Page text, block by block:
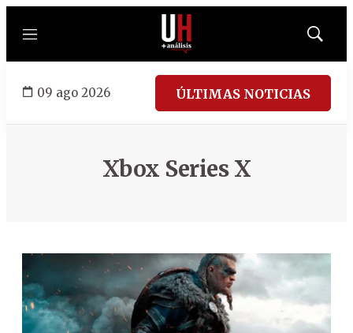
Menú
Mostrar
09 ago 2026 ÚLTIMAS NOTICIAS
Xbox Series X